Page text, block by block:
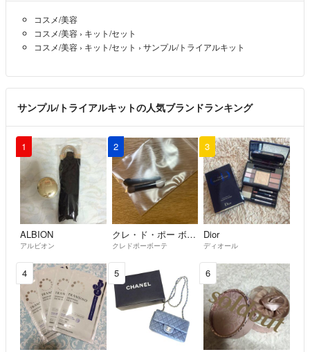
コスメ/美容
コスメ/美容 › キット/セット
コスメ/美容 › キット/セット › サンプル/トライアルキット
サンプル/トライアルキットの人気ブランドランキング
1
ALBION
アルビオン
2
クレ・ド・ポー ボーテ
クレドポーボーテ
3
Dior
ディオール
4 5 6